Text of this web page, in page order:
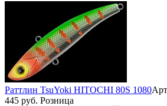
Раттлин TsuYoki HITOCHI 80S 1080
445 руб. Розница